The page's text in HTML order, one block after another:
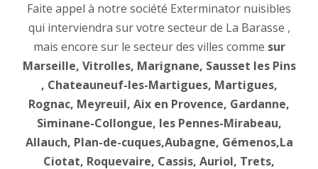
Faite appel à notre société Exterminator nuisibles
qui interviendra sur votre secteur de La Barasse ,
mais encore sur le secteur des villes comme sur
Marseille, Vitrolles, Marignane, Sausset les Pins
, Chateauneuf-les-Martigues, Martigues,
Rognac, Meyreuil, Aix en Provence, Gardanne,
Siminane-Collongue, les Pennes-Mirabeau,
Allauch, Plan-de-cuques,Aubagne, Gémenos,La
Ciotat, Roquevaire, Cassis, Auriol, Trets,